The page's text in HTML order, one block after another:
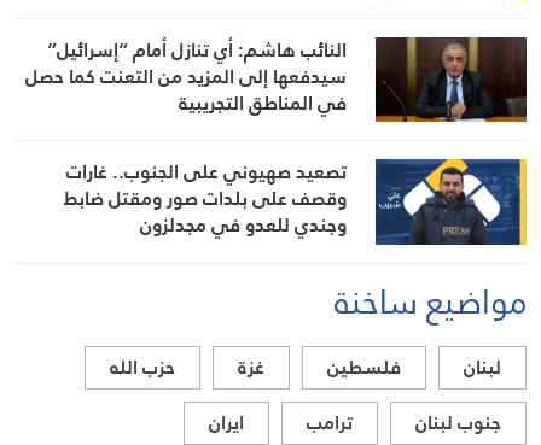
النائب هاشم: أي تنازل أمام “إسرائيل”
سيدفعها إلى المزيد من التعنت كما حصل
في المناطق التجريبية
تصعيد صهيوني على الجنوب.. غارات
وقصف على بلدات صور ومقتل ضابط
وجندي للعدو في مجدلزون
مواضيع ساخنة
لبنان فلسطين غزة
حزب الله
جنوب لبنان
ترامب
ايران